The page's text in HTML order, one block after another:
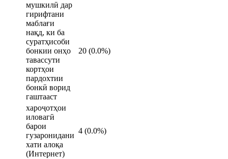
мушкилӣ дар
гирифтани
маблағи
нақд, ки ба
суратҳисоби
бонкии онҳо
тавассути
кортҳои
пардохтии
бонкӣ ворид
гаштааст
20 (0.0%)
хароҷотҳои
иловагӣ
барои
гузаронидани
хати алоқа
(Интернет)
4 (0.0%)